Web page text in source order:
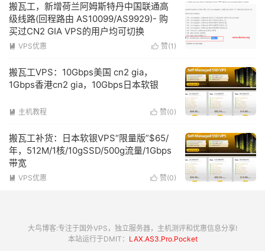
搬瓦工，新增荷兰阿姆斯特丹中国联通高
级线路(回程路由 AS10099/AS9929)- 购
买过CN2 GIA VPS的用户均可切换
 赞(1 )
 VPS优惠
搬瓦工VPS：10Gbps美国 cn2 gia，
1Gbps香港cn2 gia，10Gbps日本软银
 赞(0)
 主机教程
搬瓦工补货：日本软银VPS“限量版”$65/
年，512M/1核/10gSSD/500g流量/1Gbps
带宽
 赞(0)
 VPS优惠
大鸟博客:专注于国外VPS，独立服务器，主机测评和优惠信息分享!
本站运行于DMIT： LAX.AS3.Pro.Pocket